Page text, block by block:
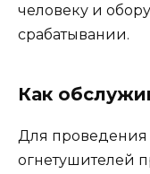
человеку и
срабатывании.
Как
Для проведения
огнетушителей